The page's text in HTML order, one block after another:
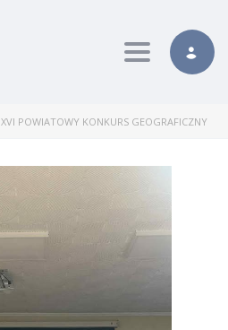
Toggle
XVI POWIATOWY KONKURS GEOGRAFICZNY